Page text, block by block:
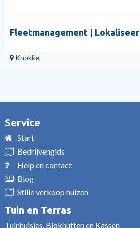
Fleetmanagement | Lokaliseer
Knokke,
Service
Start
Bedrijvengids
Help en contact
Blog
Stille verkoop huizen
Tuin en Terras
Tuinhuisjes, Blokhutten en Kassen